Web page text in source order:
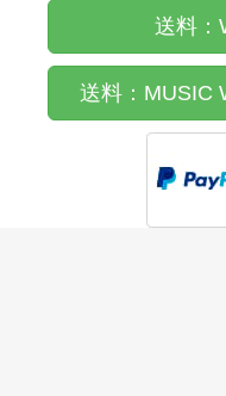
送料：
送料：MUSIC